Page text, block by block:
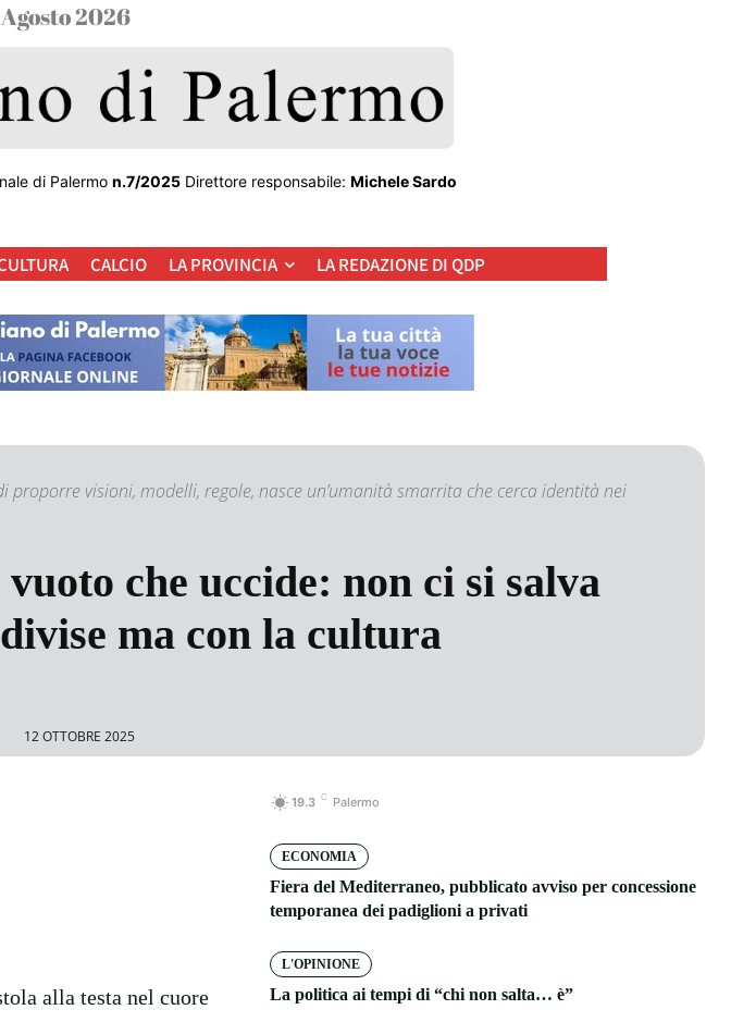
2026
di Palermo n.7/2025Direttore responsabile: Michele Sardo
CALCIO LA PROVINCIA LA REDAZIONE DI QDP
proporre visioni, modelli, regole, nasce un’umanità smarrita che cerca identità nei
che uccide: non ci si salva
ma con la cultura
12 OTTOBRE 2025
alla testa nel cuore
19.3 C Palermo
ECONOMIA
Fiera del Mediterraneo, pubblicato avviso per concessione
temporanea dei padiglioni a privati
L'OPINIONE
La politica ai tempi di “chi non salta… è”